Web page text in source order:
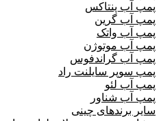
پمپ آب پنتاکس
پمپ آب گرین
پمپ آب واتک
پمپ آب موتوژن
پمپ آب گراندفوس
پمپ سوپر سایلنت راد
پمپ آب لئو
پمپ آب شناور
سایر برندهای چینی